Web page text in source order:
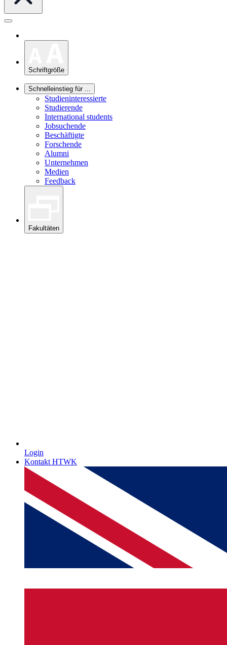
Schriftgröße
Schnelleinstieg für ...
Studieninteressierte
Studierende
International students
Jobsuchende
Beschäftigte
Forschende
Alumni
Unternehmen
Medien
Feedback
Fakultäten
Login
Kontakt HTWK